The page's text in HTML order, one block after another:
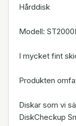
Hårddisk
Modell:
I mycket fint
Produkten
Diskar som vi
DiskCheckup